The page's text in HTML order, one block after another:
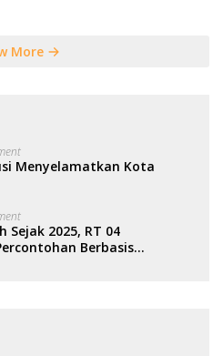
More
Menyelamatkan Kota
Sejak 2025, RT 04
Berbasis